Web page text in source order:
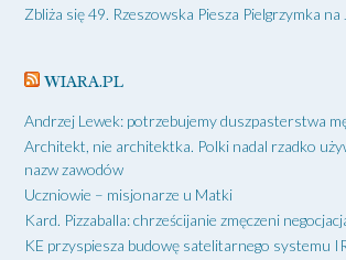
Zbliża się 49. Rzeszowska Piesza Pielgrzymka
WIARA.PL
Andrzej Lewek: potrzebujemy duszpasterstwa
Architekt, nie architektka. Polki nadal rzadko
nazw zawodów
Uczniowie – misjonarze u Matki
Kard. Pizzaballa: chrześcijanie zmęczeni
KE przyspiesza budowę satelitarnego systemu